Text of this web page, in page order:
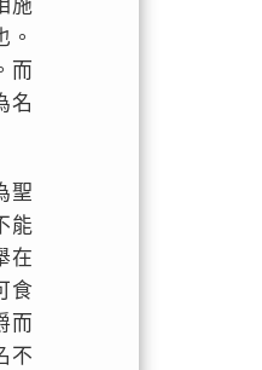
施
而
名
聖
能
在
食
而
不